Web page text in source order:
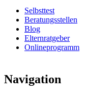
Selbsttest
Beratungsstellen
Blog
Elternratgeber
Onlineprogramm
Navigation